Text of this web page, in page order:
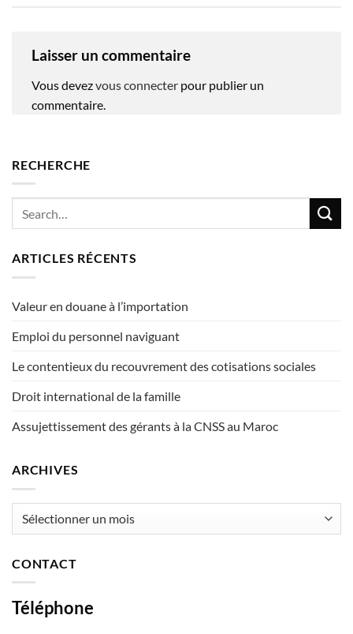
Laisser un commentaire
Vous devezvous connecter pour publier un
commentaire.
RECHERCHE
ARTICLES RÉCENTS
Valeur en douane à l’importation
Emploi du personnel naviguant
Le contentieux du recouvrement des cotisations sociales
Droit international de la famille
Assujettissement des gérants à la CNSS au Maroc
ARCHIVES
CONTACT
Téléphone